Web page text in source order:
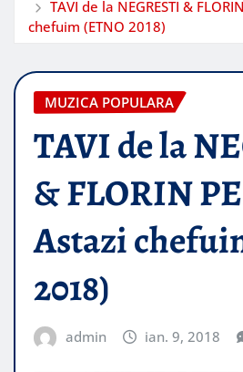
TAVI de la NEGRESTI &
chefuim (ETNO 2018)
MUZICA POPULARA
TAVI de la
& FLORIN
Astazi
2018)
admin ian. 9, 2018